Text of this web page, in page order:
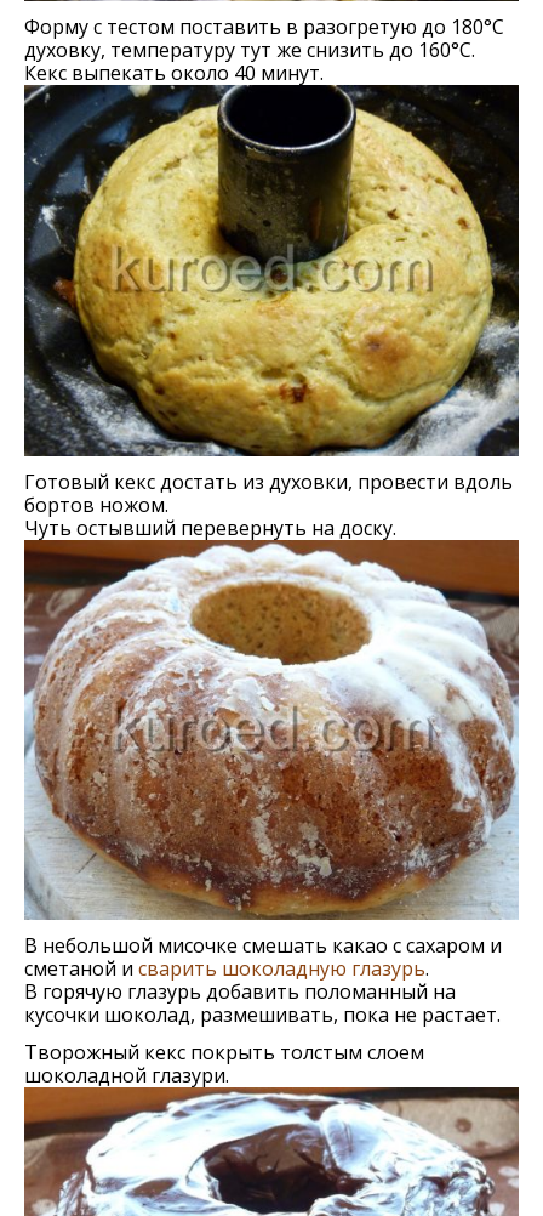
Форму с тестом поставить в разогретую до 180°С
духовку, температуру тут же снизить до 160°С.
Кекс выпекать около 40 минут.
Готовый кекс достать из духовки, провести вдоль
бортов ножом.
Чуть остывший перевернуть на доску.
В небольшой мисочке смешать какао с сахаром и
сметаной и сварить шоколадную глазурь.
В горячую глазурь добавить поломанный на
кусочки шоколад, размешивать, пока не растает.
Творожный кекс покрыть толстым слоем
шоколадной глазури.